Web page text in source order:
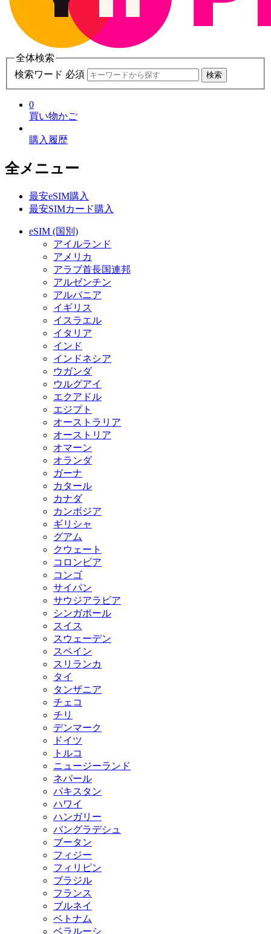
全体検索
検索ワード 必須
検索
0
買い物かご
購入履歴
全メニュー
最安eSIM購入
最安SIMカード購入
eSIM (国別)
アイルランド
アメリカ
アラブ首長国連邦
アルゼンチン
アルバニア
イギリス
イスラエル
イタリア
インド
インドネシア
ウガンダ
ウルグアイ
エクアドル
エジプト
オーストラリア
オーストリア
オマーン
オランダ
ガーナ
カタール
カナダ
カンボジア
ギリシャ
グアム
クウェート
コロンビア
コンゴ
サイパン
サウジアラビア
シンガポール
スイス
スウェーデン
スペイン
スリランカ
タイ
タンザニア
チェコ
チリ
デンマーク
ドイツ
トルコ
ニュージーランド
ネパール
パキスタン
ハワイ
ハンガリー
バングラデシュ
ブータン
フィジー
フィリピン
ブラジル
フランス
ブルネイ
ベトナム
ベラルーシ